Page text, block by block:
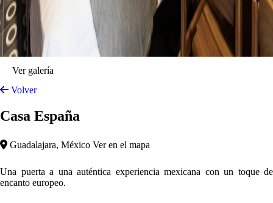
Ver galería
Volver
Casa España
Guadalajara, México Ver en el mapa
Una puerta a una auténtica experiencia mexicana con un toque de
encanto europeo.